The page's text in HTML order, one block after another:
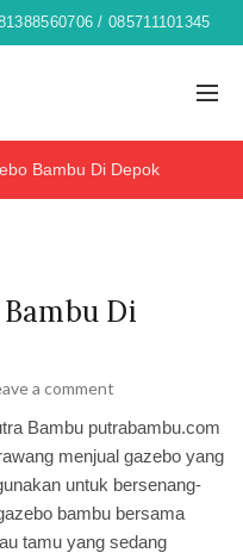
/ 085711101345
Bambu Di Depok
Di
a comment
Bambu putrabambu.com
menjual gazebo yang
untuk bersenang-
bambu bersama
tamu yang sedang